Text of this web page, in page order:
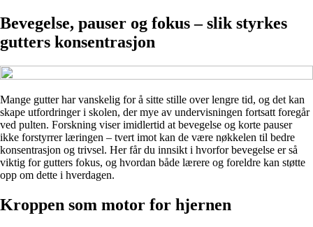
Bevegelse, pauser og fokus – slik styrkes
gutters konsentrasjon
Mange gutter har vanskelig for å sitte stille over lengre tid, og det kan
skape utfordringer i skolen, der mye av undervisningen fortsatt foregår
ved pulten. Forskning viser imidlertid at bevegelse og korte pauser
ikke forstyrrer læringen – tvert imot kan de være nøkkelen til bedre
konsentrasjon og trivsel. Her får du innsikt i hvorfor bevegelse er så
viktig for gutters fokus, og hvordan både lærere og foreldre kan støtte
opp om dette i hverdagen.
Kroppen som motor for hjernen